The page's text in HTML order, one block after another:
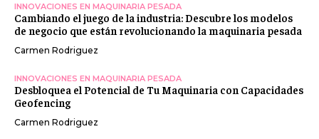
INNOVACIONES EN MAQUINARIA PESADA
Cambiando el juego de la industria: Descubre los modelos
de negocio que están revolucionando la maquinaria pesada
Carmen Rodriguez
INNOVACIONES EN MAQUINARIA PESADA
Desbloquea el Potencial de Tu Maquinaria con Capacidades
Geofencing
Carmen Rodriguez